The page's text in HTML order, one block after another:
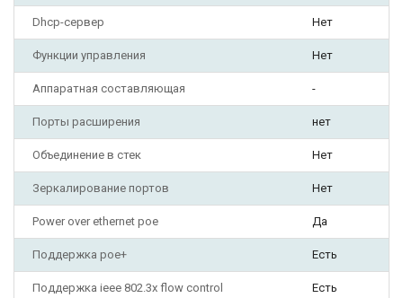
Dhcp-сервер Нет
Функции управления Нет
Аппаратная составляющая -
Порты расширения нет
Объединение в стек Нет
Зеркалирование портов Нет
Power over ethernet poe Да
Поддержка poe+ Есть
Поддержка ieee 802.3x flow control Есть